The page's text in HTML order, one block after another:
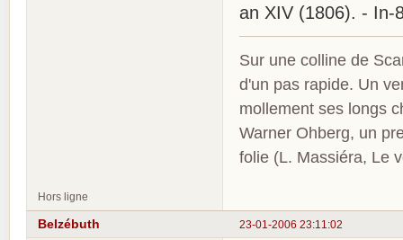
an XIV (1806). - In-
Sur une colline de
d'un pas rapide. Un
mollement ses longs
Warner Ohberg, un
folie (L. Massiéra, Le
Hors ligne
23-01-2006 23:11:02
Belzébuth